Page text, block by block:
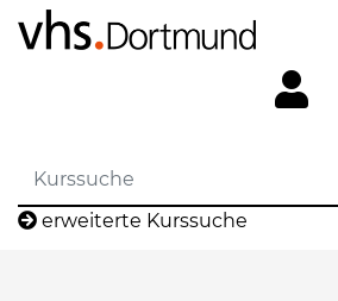
erweiterte Kurssuche